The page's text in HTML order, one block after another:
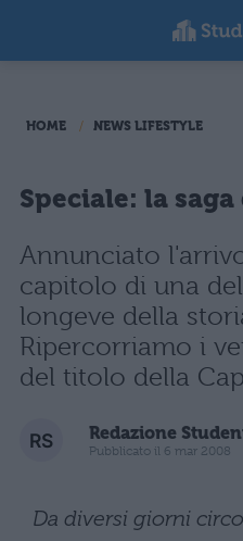
HOME NEWS LIFESTYLE
Speciale: la
Annunciato
capitolo di una
longeve della
Ripercorriamo i
del titolo della
Redazione
Pubblicato il 6 mar 2008
Da diversi giorni